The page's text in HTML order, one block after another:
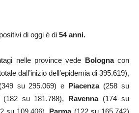
di oggi è di 54 anni.
nelle province vede Bolognacon
dall’inizio dell’epidemia di 395.619),
su 295.069) e Piacenza(258 su
su 181.788), Ravenna(174 su
su 109.406), Parma (122 su 165.742)